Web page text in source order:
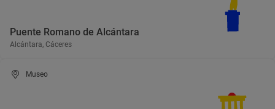
Puente Romano de Alcántara
Alcántara, Cáceres
Museo